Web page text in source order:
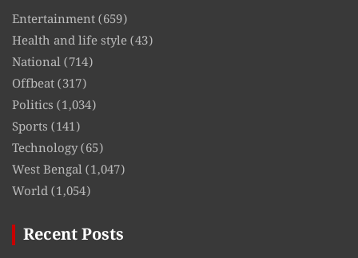
Entertainment(659)
Health and life style(43)
National(714)
Offbeat(317)
Politics (1,034)
Sports (141)
Technology(65)
West Bengal(1,047)
World(1,054)
Recent Posts